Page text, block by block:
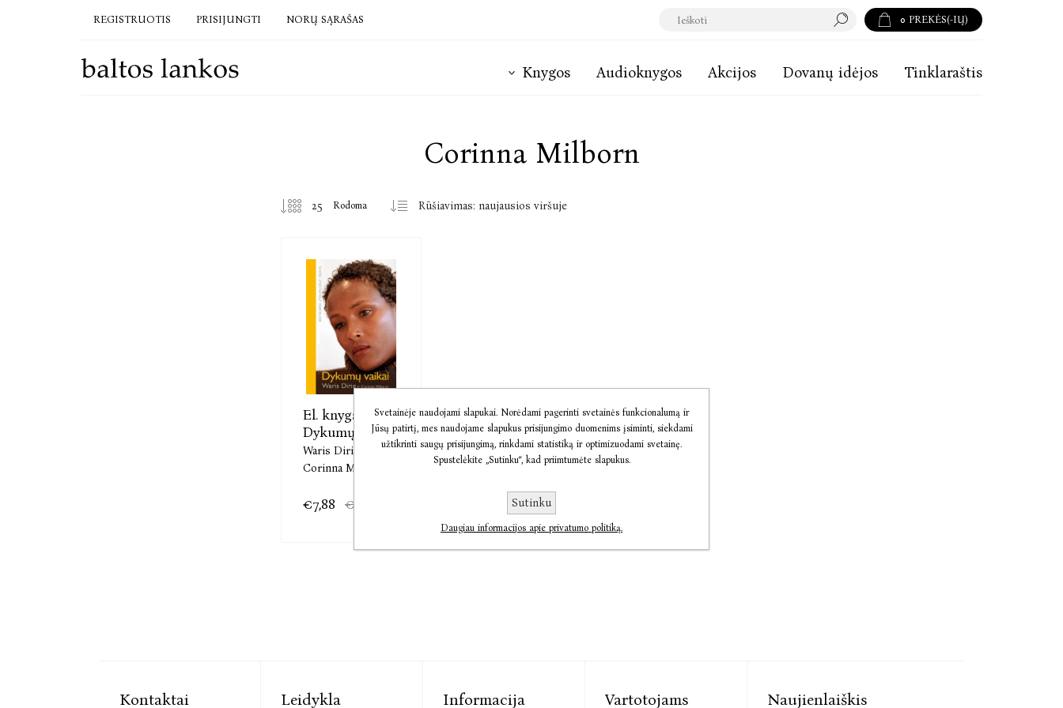
REGISTRUOTIS PRISIJUNGTI NORŲ SĄRAŠAS 0 PREKĖS(-IŲ)
Knygos Audioknygos Akcijos Dovanų idėjos Tinklaraštis
Corinna Milborn
Rodoma
El. knyga
Dykumų vaikai
Waris Dirie,
Corinna Milborn
€7,88 €9,85
Kontaktai Leidykla Informacija Vartotojams Naujienlaiškis
Svetainėje naudojami slapukai. Norėdami pagerinti svetainės funkcionalumą ir
Jūsų patirtį, mes naudojame slapukus prisijungimo duomenims įsiminti, siekdami
užtikrinti saugų prisijungimą, rinkdami statistiką ir optimizuodami svetainę.
Spustelėkite „Sutinku“, kad priimtumėte slapukus.
Sutinku
Daugiau informacijos apie privatumo politiką.